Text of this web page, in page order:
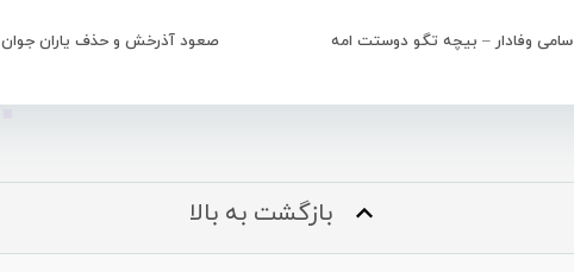
سامی وفادار – بیچه تگو دوستت امه صعود آذرخش و حذف یاران جوان
بازگشت به بالا